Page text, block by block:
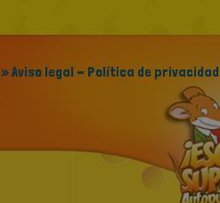
» Aviso legal - Política de privacidad